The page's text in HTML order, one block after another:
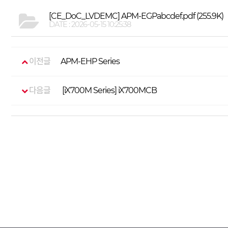
[CE_DoC_LVDEMC] APM-EGPabcdef.pdf(255.9K)
DATE : 2026-05-15 10:25:38
이전글 APM-EHP Series
다음글 [iX700M Series] iX700MCB